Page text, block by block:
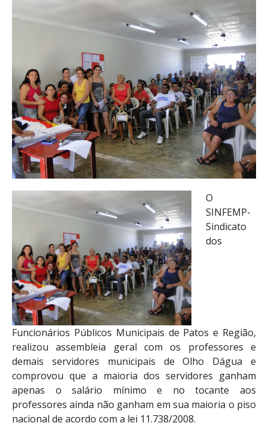
O
SINFEMP-
Sindicato
dos
Funcionários Públicos Municipais de Patos e Região,
realizou assembleia geral com os professores e
demais servidores municipais de Olho Dágua e
comprovou que a maioria dos servidores ganham
apenas o salário mínimo e no tocante aos
professores ainda não ganham em sua maioria o piso
nacional de acordo com a lei 11.738/2008.